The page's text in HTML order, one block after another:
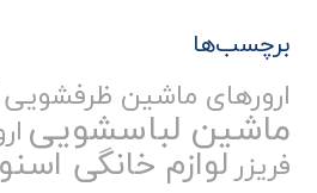
برچسب‌ها
ارورهای ماشین ظرفشویی
ماشین لباسشویی
فریزر لوازم خانگی